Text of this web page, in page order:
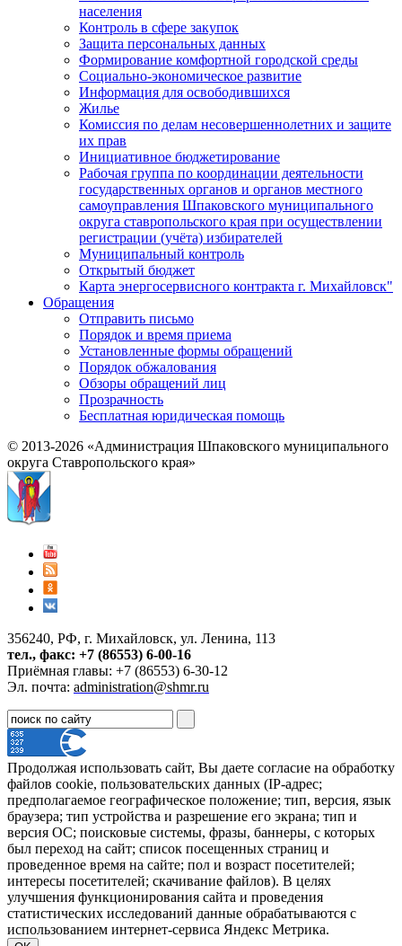
населения
Контроль в сфере закупок
Защита персональных данных
Формирование комфортной городской среды
Социально-экономическое развитие
Информация для освободившихся
Жилье
Комиссия по делам несовершеннолетних и защите
их прав
Инициативное бюджетирование
Рабочая группа по координации деятельности
государственных органов и органов местного
самоуправления Шпаковского муниципального
округа ставропольского края при осуществлении
регистрации (учёта) избирателей
Муниципальный контроль
Открытый бюджет
Карта энергосервисного контракта г. Михайловск"
Обращения
Отправить письмо
Порядок и время приема
Установленные формы обращений
Порядок обжалования
Обзоры обращений лиц
Прозрачность
Бесплатная юридическая помощь
© 2013-2026 «Администрация Шпаковского муниципального
округа Ставропольского края»
356240, РФ, г. Михайловск, ул. Ленина, 113
тел., факс: +7 (86553) 6-00-16
Приёмная главы: +7 (86553) 6-30-12
Эл. почта: administration@shmr.ru
Продолжая использовать сайт, Вы даете согласие на обработку
файлов cookie, пользовательских данных (IP-адрес;
предполагаемое географическое положение; тип, версия, язык
браузера; тип устройства и разрешение его экрана; тип и
версия ОС; поисковые системы, фразы, баннеры, с которых
был переход на сайт; список посещенных страниц и
проведенное время на сайте; пол и возраст посетителей;
интересы посетителей; скачивание файлов). В целях
улучшения функционирования сайта и проведения
статистических исследований данные обрабатываются с
использованием интернет-сервиса Яндекс Метрика.